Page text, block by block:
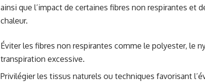
ainsi que l’impact de certaines fibres non respirantes et
chaleur.
Éviter les fibres non respirantes comme le polyester, le
transpiration excessive.
Privilégier les tissus naturels ou techniques favorisant